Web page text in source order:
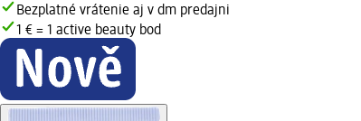
Bezplatné vrátenie aj v dm predajni
1 € = 1 active beauty bod